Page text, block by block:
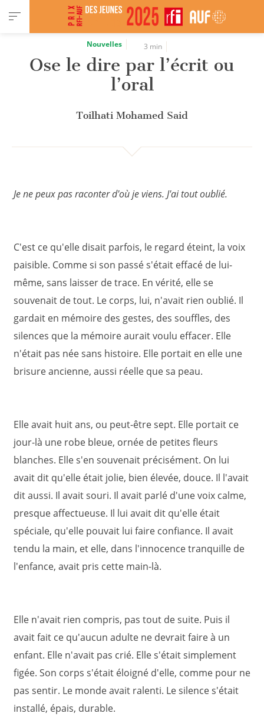
Panneau de gestion des cookies
Nouvelles 3 min
Ose le dire par l’écrit ou
l’oral
Toilhati Mohamed Said
Je ne peux pas raconter d'où je viens. J'ai tout oublié.
C'est ce qu'elle disait parfois, le regard éteint, la voix
paisible. Comme si son passé s'était effacé de lui-
même, sans laisser de trace. En vérité, elle se
souvenait de tout. Le corps, lui, n'avait rien oublié. Il
gardait en mémoire des gestes, des souffles, des
silences que la mémoire aurait voulu effacer. Elle
n'était pas née sans histoire. Elle portait en elle une
brisure ancienne, aussi réelle que sa peau.
Elle avait huit ans, ou peut-être sept. Elle portait ce
jour-là une robe bleue, ornée de petites fleurs
blanches. Elle s'en souvenait précisément. On lui
avait dit qu'elle était jolie, bien élevée, douce. Il l'avait
dit aussi. Il avait souri. Il avait parlé d'une voix calme,
presque affectueuse. Il lui avait dit qu'elle était
spéciale, qu'elle pouvait lui faire confiance. Il avait
tendu la main, et elle, dans l'innocence tranquille de
l'enfance, avait pris cette main-là.
Elle n'avait rien compris, pas tout de suite. Puis il
avait fait ce qu'aucun adulte ne devrait faire à un
enfant. Elle n'avait pas crié. Elle s'était simplement
figée. Son corps s'était éloigné d'elle, comme pour ne
pas sentir. Le monde avait ralenti. Le silence s'était
installé, épais, durable.